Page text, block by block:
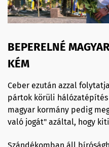
BEPERELNÉ
KÉM
Ceber ezután azzal
pártok körüli
magyar kormány pedig
való jogát" azáltal, hogy